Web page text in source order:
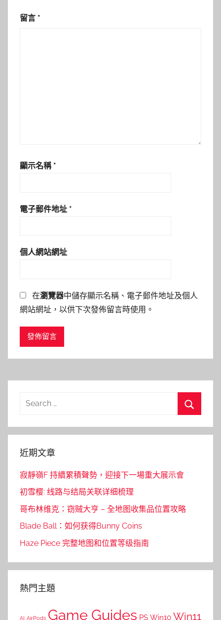
留言 *
顯示名稱 *
電子郵件地址 *
個人網站網址
在瀏覽器中儲存顯示名稱、電子郵件地址及個人
網站網址，以供下次發佈留言時使用。
Search
近期文章
寂靜嶺F 持續累積聲勢，迎接下一場重大展示會
初雪樱: 线路与结局关联详细梳理
哥布林维克：窃贼大亨 – 全地图收集品位置攻略
Blade Ball：如何获得Bunny Coins
Haze Piece 完整地图和位置等级指南
熱門主題
AI AirPods Game Guides PS Win10 Win11